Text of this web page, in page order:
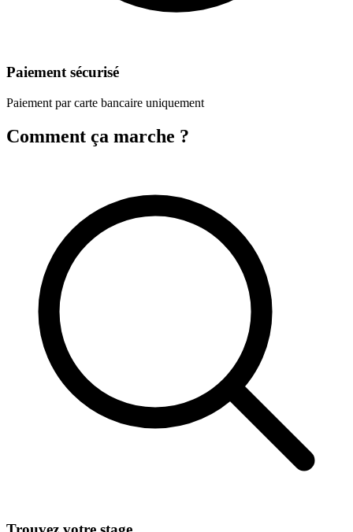
Paiement sécurisé
Paiement par carte bancaire uniquement
Comment ça marche ?